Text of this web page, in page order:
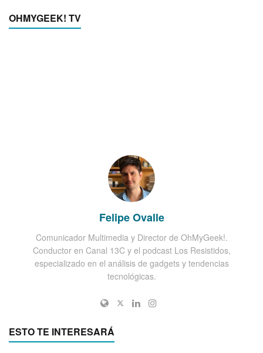
OHMYGEEK! TV
Felipe Ovalle
Comunicador Multimedia y Director de OhMyGeek!.
Conductor en Canal 13C y el podcast Los Resistidos,
especializado en el análisis de gadgets y tendencias
tecnológicas.
ESTO TE INTERESARÁ